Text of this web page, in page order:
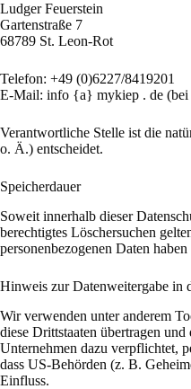
Ludger Feuerstein
Gartenstraße 7
68789 St. Leon-Rot
Telefon: +49 (0)6227/8419201
E-Mail: info {a} mykiep . de (bei
Verantwortliche Stelle ist die
o. Ä.) entscheidet.
Speicherdauer
Soweit innerhalb dieser
berechtigtes Löschersuchen
personenbezogenen Daten
Hinweis zur Datenweitergabe in
Wir verwenden unter anderem
diese Drittstaaten übertragen
Unternehmen dazu verpflichtet,
dass US-Behörden (z. B.
Einfluss.